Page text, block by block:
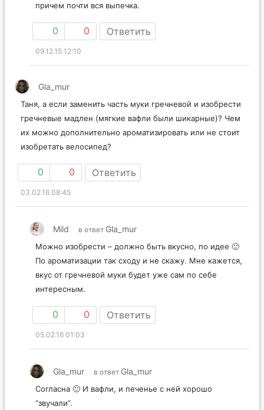
причем почти вся выпечка.
0 0 Ответить
09.12.15 12:10
Gla_mur
Таня, а если заменить часть муки гречневой и изобрести
гречневые мадлен (мягкие вафли были шикарные)? Чем
их можно дополнительно ароматизировать или не стоит
изобретать велосипед?
0 0 Ответить
03.02.16 08:45
Mild в ответ Gla_mur
Можно изобрести – должно быть вкусно, по идее 🙂
По ароматизации так сходу и не скажу. Мне кажется,
вкус от гречневой муки будет уже сам по себе
интересным.
0 0 Ответить
05.02.16 01:03
Gla_mur в ответ Gla_mur
Согласна 🙂 И вафли, и печенье с ней хорошо
“звучали”.